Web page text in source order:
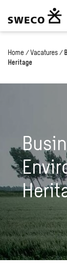
Home / Vacatures /
Heritage